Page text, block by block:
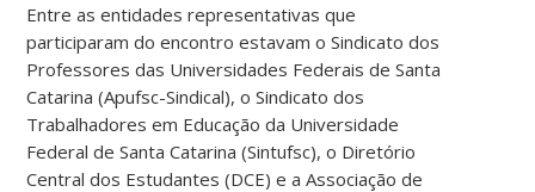
Entre as entidades representativas que
participaram do encontro estavam o Sindicato dos
Professores das Universidades Federais de Santa
Catarina (Apufsc-Sindical), o Sindicato dos
Trabalhadores em Educação da Universidade
Federal de Santa Catarina (Sintufsc), o Diretório
Central dos Estudantes (DCE) e a Associação de